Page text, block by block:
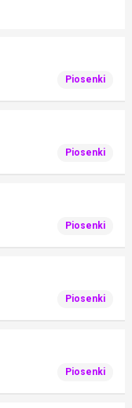
Piosenki
Piosenki
Piosenki
Piosenki
Piosenki